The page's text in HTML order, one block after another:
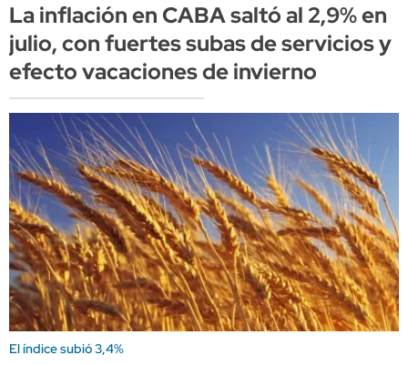
La inflación en CABA saltó al 2,9% en
julio, con fuertes subas de servicios y
efecto vacaciones de invierno
El índice subió 3,4%